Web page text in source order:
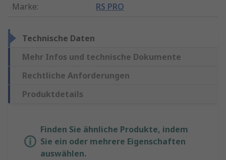
Marke: RS PRO
Technische Daten
Mehr Infos und technische Dokumente
Rechtliche Anforderungen
Produktdetails
Finden Sie ähnliche Produkte, indem
Sie ein oder mehrere Eigenschaften
auswählen.